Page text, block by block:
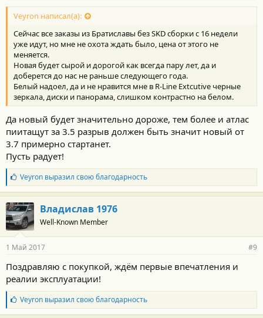
о
с
и
:
Veyron написал(а):
Сейчас все заказы из Братиславы без SKD сборки с 16 недели
уже идут, но мне не охота ждать было, цена от этого не
меняется.
Новая будет сырой и дорогой как всегда пару лет, да и
доберется до нас не раньше следующего года.
Белый надоел, да и не нравится мне в R-Line Extcutive черные
зеркала, диски и панорама, слишком контрастно на белом.
Да новый будет значительно дороже, тем более и атлас
пиитащут за 3.5 разрыв должен быть значит новый от
3.7 примерно стартанет.
Пусть радует!
Б
л
а
г
о
д
а
н
с
т
и
:
Veyronвыразил свою благодарность
Владислав 1976
Well-Known Member
1 Май 2017 #9
Поздравляю с покупкой, ждём первые впечатления и
реалии эксплуатации!
Б
л
Veyronвыразил свою благодарность